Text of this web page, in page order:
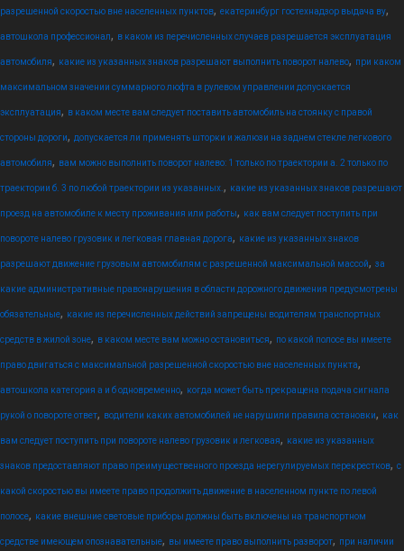
разрешенной скоростью вне населенных пунктов, екатеринбург гостехнадзор выдача ву,
автошкола профессионал, в каком из перечисленных случаев разрешается эксплуатация
автомобиля, какие из указанных знаков разрешают выполнить поворот налево, при каком
максимальном значении суммарного люфта в рулевом управлении допускается
эксплуатация, в каком месте вам следует поставить автомобиль на стоянку с правой
стороны дороги, допускается ли применять шторки и жалюзи на заднем стекле легкового
автомобиля, вам можно выполнить поворот налево: 1 только по траектории а. 2 только по
траектории б. 3 по любой траектории из указанных. , какие из указанных знаков разрешают
проезд на автомобиле к месту проживания или работы, как вам следует поступить при
повороте налево грузовик и легковая главная дорога, какие из указанных знаков
разрешают движение грузовым автомобилям с разрешенной максимальной массой, за
какие административные правонарушения в области дорожного движения предусмотрены
обязательные, какие из перечисленных действий запрещены водителям транспортных
средств в жилой зоне, в каком месте вам можно остановиться, по какой полосе вы имеете
право двигаться с максимальной разрешенной скоростью вне населенных пункта,
автошкола категория а и б одновременно, когда может быть прекращена подача сигнала
рукой о повороте ответ, водители каких автомобилей не нарушили правила остановки, как
вам следует поступить при повороте налево грузовик и легковая, какие из указанных
знаков предоставляют право преимущественного проезда нерегулируемых перекрестков, с
какой скоростью вы имеете право продолжить движение в населенном пункте по левой
полосе, какие внешние световые приборы должны быть включены на транспортном
средстве имеющем опознавательные, вы имеете право выполнить разворот, при наличии